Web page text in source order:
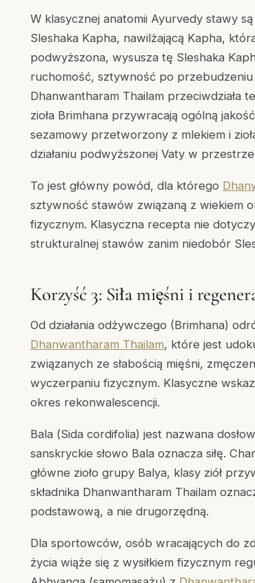
W klasycznej anatomii Ayurvedy stawy
Sleshaka Kapha, nawilżającą Kapha,
podwyższona, wysusza tę Sleshaka
ruchomość, sztywność po
Dhanwantharam Thailam przeciwdziała
zioła Brimhana przywracają ogólną
sezamowy przetworzony z mlekiem i
działaniu podwyższonej Vaty w
To jest główny powód, dla którego
sztywność stawów związaną z wiekiem
fizycznym. Klasyczna recepta nie
strukturalnej stawów zanim niedobór
Korzyść 3: Siła mięśni i
Od działania odżywczego (Brimhana)
Dhanwantharam Thailam, które jest
związanych ze słabością mięśni,
wyczerpaniu fizycznym. Klasyczne
okres rekonwalescencji.
Bala (Sida cordifolia) jest nazwana
sanskryckie słowo Bala oznacza siłę.
główne zioło grupy Balya, klasy ziół
składnika Dhanwantharam Thailam
podstawową, a nie drugorzędną.
Dla sportowców, osób wracających do
życia wiąże się z wysiłkiem fizycznym